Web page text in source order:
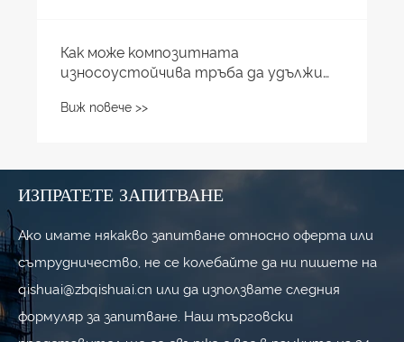
ИЗПРАТЕТЕ ЗАПИТВАНЕ
Ако имате някакво запитване относно оферта или
сътрудничество, не се колебайте да ни пишете на
qishuai@zbqishuai.cn или да използвате следния
формуляр за запитване. Наш търговски